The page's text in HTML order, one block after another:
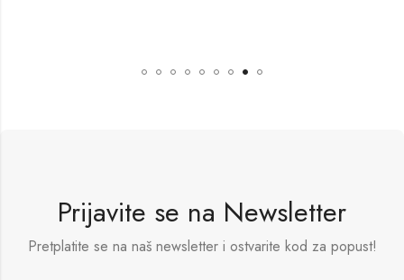
Prijavite se na Newsletter
Pretplatite se na naš newsletter i ostvarite kod za popust!